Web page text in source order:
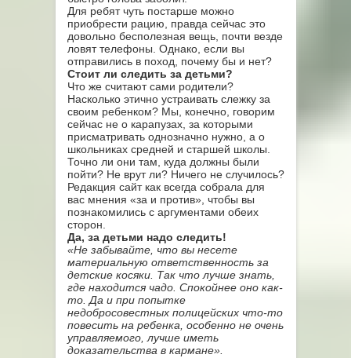
Для ребят чуть постарше можно
приобрести рацию, правда сейчас это
довольно бесполезная вещь, почти везде
ловят телефоны. Однако, если вы
отправились в поход, почему бы и нет?
Стоит ли следить за детьми?
Что же считают сами родители?
Насколько этично устраивать слежку за
своим ребенком? Мы, конечно, говорим
сейчас не о карапузах, за которыми
присматривать однозначно нужно, а о
школьниках средней и старшей школы.
Точно ли они там, куда должны были
пойти? Не врут ли? Ничего не случилось?
Редакция сайт как всегда собрала для
вас мнения «за и против», чтобы вы
познакомились с аргументами обеих
сторон.
Да, за детьми надо следить!
«Не забывайте, что вы несете
материальную ответственность за
детские косяки. Так что лучше знать,
где находится чадо. Спокойнее оно как-
то. Да и при попытке
недобросовестных полицейских что-то
повесить на ребенка, особенно не очень
управляемого, лучше иметь
доказательства в кармане».